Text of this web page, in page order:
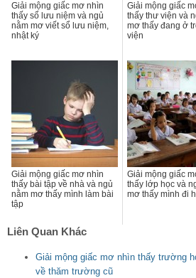
Giải mộng giấc mơ nhìn
thấy sổ lưu niệm và ngủ
nằm mơ viết sổ lưu niệm,
nhật ký
Giải mộng giấc
thấy thư viện và
mơ thấy đang ở
viện
Giải mộng giấc mơ nhìn
thấy bài tập về nhà và ngủ
nằm mơ thấy mình làm bài
tập
Giải mộng giấc
thấy lớp học và
mơ thấy mình đi
Liên Quan Khác
Giải mộng giấc mơ nhìn thấy trường
về thăm trường cũ